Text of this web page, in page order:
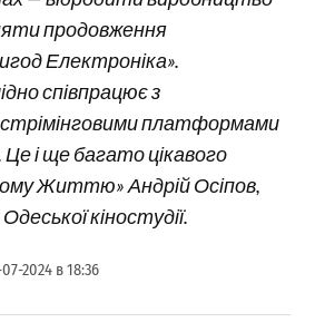
продовження
Електроніка».
співпрацює з
платформами
Це і ще багато цікавого
Життю» Андрій Осіпов,
кіностудії.
2024 в 18:36